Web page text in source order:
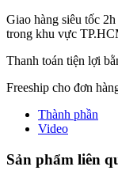
Giao hàng siêu tốc 2h
trong khu vực
Thanh toán tiện lợi
Freeship cho đơn
Thành phần
Video
Sản phẩm liên